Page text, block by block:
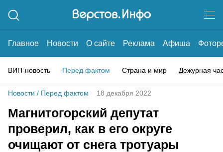
Главное Новости О сайте Реклама Афиша
ВИП-новость Перед фактом Страна и мир Дежурная
Новости / Перед фактом 18 декабря 2022
Магнитогорский депутат
проверил, как в его округе
очищают от снега тротуары